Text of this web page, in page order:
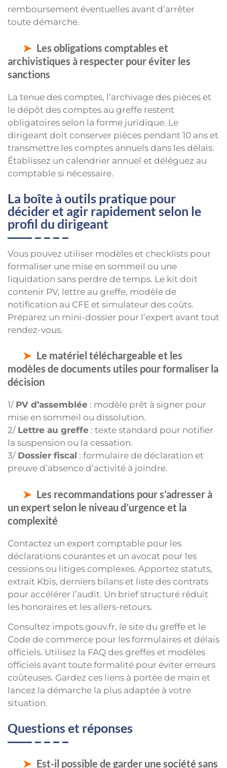
remboursement éventuelles avant d’arrêter
toute démarche.
Les obligations comptables et
archivistiques à respecter pour éviter les
sanctions
La tenue des comptes, l’archivage des pièces et
le dépôt des comptes au greffe restent
obligatoires selon la forme juridique. Le
dirigeant doit conserver pièces pendant 10 ans et
transmettre les comptes annuels dans les délais.
Établissez un calendrier annuel et déléguez au
comptable si nécessaire.
La boîte à outils pratique pour
décider et agir rapidement selon le
profil du dirigeant
Vous pouvez utiliser modèles et checklists pour
formaliser une mise en sommeil ou une
liquidation sans perdre de temps. Le kit doit
contenir PV, lettre au greffe, modèle de
notification au CFE et simulateur des coûts.
Préparez un mini-dossier pour l’expert avant tout
rendez-vous.
Le matériel téléchargeable et les
modèles de documents utiles pour formaliser la
décision
1/ PV d’assemblée : modèle prêt à signer pour
mise en sommeil ou dissolution.
2/ Lettre au greffe : texte standard pour notifier
la suspension ou la cessation.
3/ Dossier fiscal : formulaire de déclaration et
preuve d’absence d’activité à joindre.
Les recommandations pour s’adresser à
un expert selon le niveau d’urgence et la
complexité
Contactez un expert comptable pour les
déclarations courantes et un avocat pour les
cessions ou litiges complexes. Apportez statuts,
extrait Kbis, derniers bilans et liste des contrats
pour accélérer l’audit. Un brief structuré réduit
les honoraires et les allers-retours.
Consultez impots.gouv.fr, le site du greffe et le
Code de commerce pour les formulaires et délais
officiels. Utilisez la FAQ des greffes et modèles
officiels avant toute formalité pour éviter erreurs
coûteuses. Gardez ces liens à portée de main et
lancez la démarche la plus adaptée à votre
situation.
Questions et réponses
Est-il possible de garder une société sans